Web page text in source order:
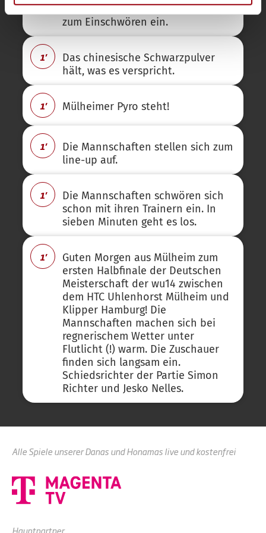
und finden sich in ihren Kreisen
zum Einschwören ein.
1'
Das chinesische Schwarzpulver
hält, was es verspricht.
1' Mülheimer Pyro steht!
1'
Die Mannschaften stellen sich zum
line-up auf.
1'
Die Mannschaften schwören sich
schon mit ihren Trainern ein. In
sieben Minuten geht es los.
1'
Guten Morgen aus Mülheim zum
ersten Halbfinale der Deutschen
Meisterschaft der wu14 zwischen
dem HTC Uhlenhorst Mülheim und
Klipper Hamburg! Die
Mannschaften machen sich bei
regnerischem Wetter unter
Flutlicht (!) warm. Die Zuschauer
finden sich langsam ein.
Schiedsrichter der Partie Simon
Richter und Jesko Nelles.
Alle Spiele unserer Danas und Honamas live und kostenfrei
Hauptpartner